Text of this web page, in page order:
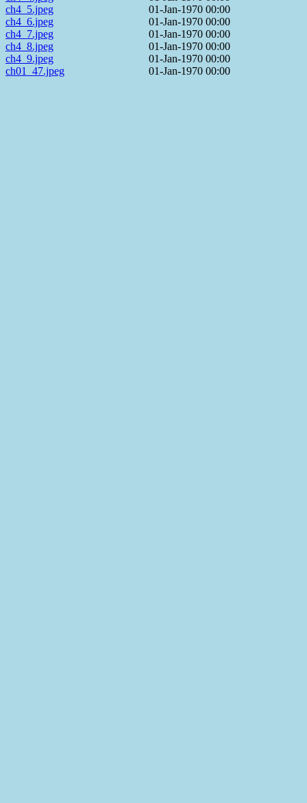
ch4_5.jpeg
01-Jan-1970 00:00
ch4_6.jpeg
01-Jan-1970 00:00
ch4_7.jpeg
01-Jan-1970 00:00
ch4_8.jpeg
01-Jan-1970 00:00
ch4_9.jpeg
01-Jan-1970 00:00
ch01_47.jpeg
01-Jan-1970 00:00